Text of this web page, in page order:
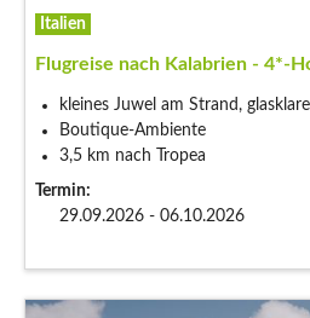
Italien
Flugreise nach Kalabrien - 4*-
kleines Juwel am Strand,
Boutique-Ambiente
3,5 km nach Tropea
Termin:
29.09.2026 - 06.10.2026